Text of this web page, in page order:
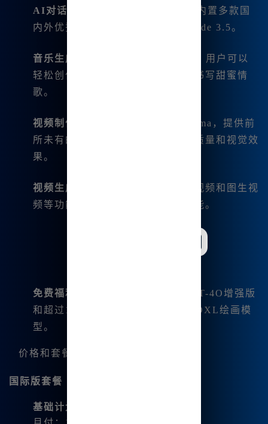
AI对话支持
：免费且无限制使用，内置多款国
内外优秀模型，包括GPT-4o和Claude 3.5。
音乐生成
：支持Suno 3.5音乐生成，用户可以
轻松创作歌词和音乐，为心爱的她书写甜蜜情
歌。
视频制作
：全新AI视频生成工具Luma，提供前
所未有的视频制作体验，提升视频质量和视觉效
果。
视频生成企业智谱清影
：支持文生视频和图生视
频等功能，为用户带来更多创作可能。
免费福利
：注册用户可免费使用GPT-4O增强版
和超过10款免费模型，包括SD、SDXL绘画模
型。
价格和套餐对比
国际版套餐
基础计划